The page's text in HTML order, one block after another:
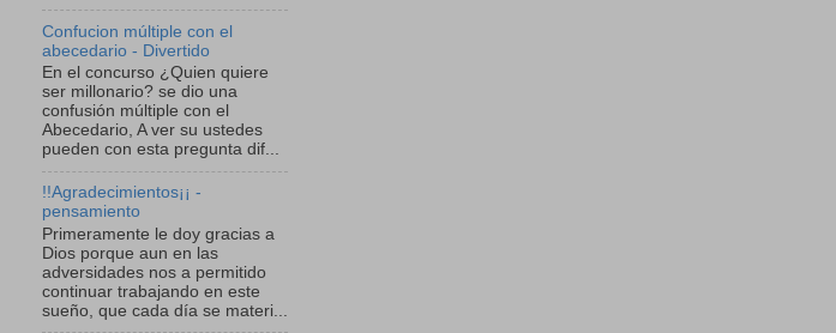
Confucion múltiple con el
abecedario - Divertido
En el concurso ¿Quien quiere
ser millonario? se dio una
confusión múltiple con el
Abecedario, A ver su ustedes
pueden con esta pregunta dif...
!!Agradecimientos¡¡ -
pensamiento
Primeramente le doy gracias a
Dios porque aun en las
adversidades nos a permitido
continuar trabajando en este
sueño, que cada día se materi...